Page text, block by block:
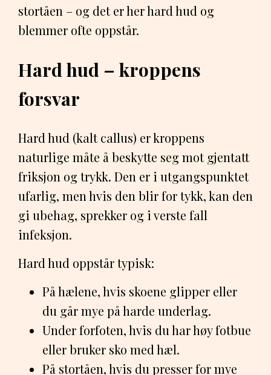
stortåen – og det er her hard hud og
blemmer ofte oppstår.
Hard hud – kroppens
forsvar
Hard hud (kalt callus) er kroppens
naturlige måte å beskytte seg mot gjentatt
friksjon og trykk. Den er i utgangspunktet
ufarlig, men hvis den blir for tykk, kan den
gi ubehag, sprekker og i verste fall
infeksjon.
Hard hud oppstår typisk:
På hælene, hvis skoene glipper eller
du går mye på harde underlag.
Under forfoten, hvis du har høy fotbue
eller bruker sko med hæl.
På stortåen, hvis du presser for mye